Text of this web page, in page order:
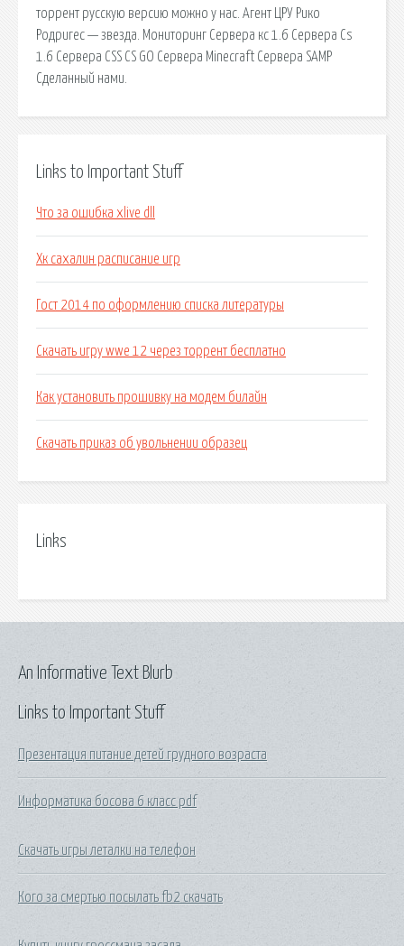
торрент русскую версию можно у нас. Агент ЦРУ Рико
Родригес — звезда. Мониторинг Сервера кс 1.6 Сервера Cs
1.6 Сервера CSS CS GO Сервера Minecraft Сервера SAMP
Сделанный нами.
Links to Important Stuff
Что за ошибка xlive dll
Хк сахалин расписание игр
Гост 2014 по оформлению списка литературы
Скачать игру wwe 12 через торрент бесплатно
Как установить прошивку на модем билайн
Скачать приказ об увольнении образец
Links
Links to Important Stuff
Презентация питание детей грудного возраста
Информатика босова 6 класс pdf
Скачать игры леталки на телефон
Кого за смертью посылать fb2 скачать
An Informative Text Blurb